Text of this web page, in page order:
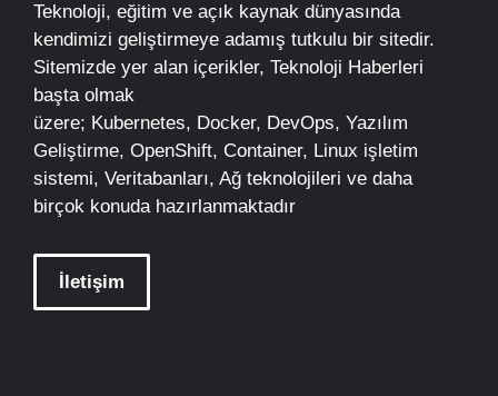
Teknoloji, eğitim ve açık kaynak dünyasında
kendimizi geliştirmeye adamış tutkulu bir sitedir.
Sitemizde yer alan içerikler, Teknoloji Haberleri
başta olmak
üzere; Kubernetes, Docker, DevOps, Yazılım
Geliştirme, OpenShift, Container, Linux işletim
sistemi, Veritabanları, Ağ teknolojileri ve daha
birçok konuda hazırlanmaktadır
İletişim